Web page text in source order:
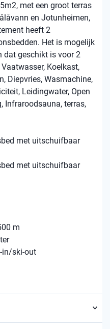
met een groot terras
en Jotunheimen,
heeft 2
Het is mogelijk
dat geschikt is voor 2
Koelkast,
Diepvries, Wasmachine,
Leidingwater, Open
Infraroodsauna, terras,
met uitschuifbaar
met uitschuifbaar
m
in/ski-out